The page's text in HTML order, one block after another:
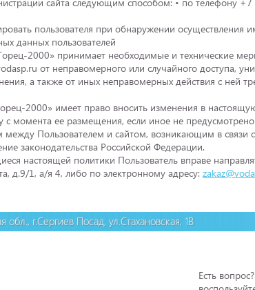
пользователя при обнаружении осуществления
данных пользователей
2000» принимает необходимые и технические
от неправомерного или случайного доступа,
а также от иных неправомерных действия с ней
2000» имеет право вносить изменения в
с момента ее размещения, если иное не
Пользователем и сайтом, возникающим в связи
законодательства Российской Федерации.
настоящей политики Пользователь вправе
д.9/1, а/я 4, либо по электронному адресу:
г.Сергиев Посад, ул.Стахановская, 1В
Есть